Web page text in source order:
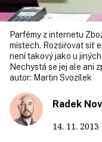
Parfémy z internetu
místech. Rozšiřovat síť
není takový jako u
Nechystá se jej ale ani
autor: Martin Svozílek
Radek
14. 11. 2013